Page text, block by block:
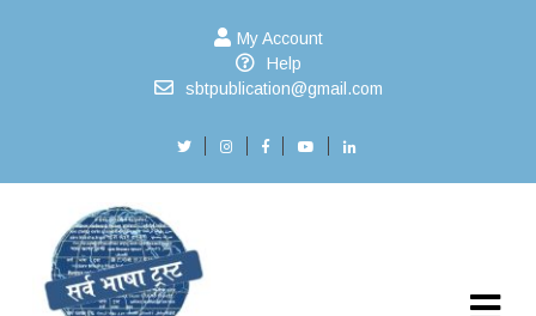
My Account
Help
sbtpublication@gmail.com